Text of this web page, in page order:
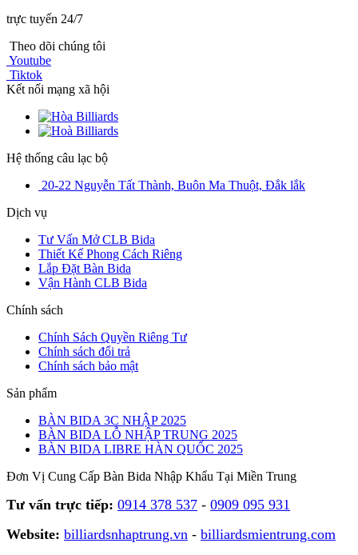
trực tuyến 24/7
Theo dõi chúng tôi
Youtube
Tiktok
Kết nối mạng xã hội
Hệ thống câu lạc bộ
20-22 Nguyễn Tất Thành, Buôn Ma Thuột, Đắk lắk
Dịch vụ
Tư Vấn Mở CLB Bida
Thiết Kế Phong Cách Riêng
Lắp Đặt Bàn Bida
Vận Hành CLB Bida
Chính sách
Chính Sách Quyền Riêng Tư
Chính sách đổi trả
Chính sách bảo mật
Sản phẩm
BÀN BIDA 3C NHẬP 2025
BÀN BIDA LỖ NHẬP TRUNG 2025
BÀN BIDA LIBRE HÀN QUỐC 2025
Đơn Vị Cung Cấp Bàn Bida Nhập Khẩu Tại Miền Trung
Tư vấn trực tiếp: 0914 378 537 - 0909 095 931
Website: billiardsnhaptrung.vn - billiardsmientrung.com